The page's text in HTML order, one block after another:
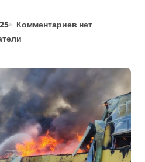
Комментариев нет